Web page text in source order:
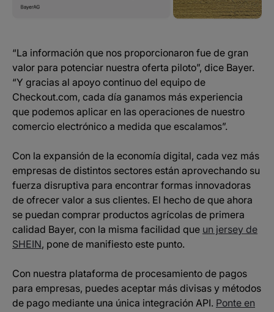
“La información que nos proporcionaron fue de gran
valor para potenciar nuestra oferta piloto”, dice Bayer.
“Y gracias al apoyo continuo del equipo de
Checkout.com, cada día ganamos más experiencia
que podemos aplicar en las operaciones de nuestro
comercio electrónico a medida que escalamos”.
Con la expansión de la economía digital, cada vez más
empresas de distintos sectores están aprovechando su
fuerza disruptiva para encontrar formas innovadoras
de ofrecer valor a sus clientes. El hecho de que ahora
se puedan comprar productos agrícolas de primera
calidad Bayer, con la misma facilidad que un jersey de
SHEIN, pone de manifiesto este punto.
Con nuestra plataforma de procesamiento de pagos
para empresas, puedes aceptar más divisas y métodos
de pago mediante una única integración API. Ponte en